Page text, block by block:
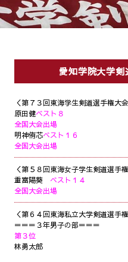
愛知学院大学
＜第７３回東海学生剣道選手権大会
原田健ベスト８
全国大会出場
明神侑芯ベスト１６
全国大会出場
＜第５８回東海女子学生剣道選手
重富陽葵 ベスト１４
全国大会出場
＜第６４回東海私立大学剣道選手
＝＝＝３年男子の部＝＝＝
第３位
林勇太郎